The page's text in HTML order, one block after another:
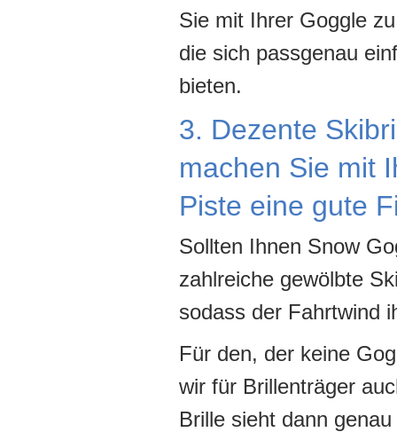
Sie mit Ihrer Goggle
die sich passgenau
bieten.
3. Dezente
machen Sie mit
Piste eine gute
Sollten Ihnen Snow
zahlreiche gewölbte
sodass der Fahrtwind
Für den, der keine
wir für Brillenträger
Brille sieht dann